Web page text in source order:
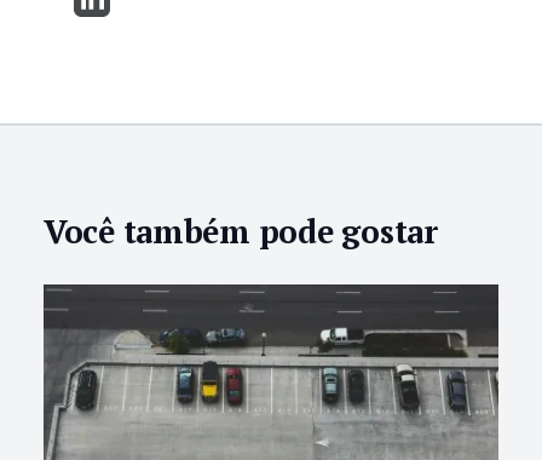
Você também pode gostar